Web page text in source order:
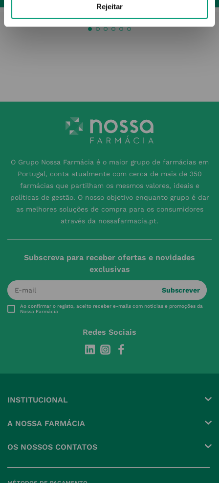
Rejeitar
O Grupo Nossa Farmácia é o maior grupo de farmácias em
Portugal, conta atualmente com cerca de mais de 350
farmácias que partilham os mesmos valores, ideais e
políticas de gestão. O nosso objetivo enquanto grupo é dar
as melhores soluções de compra para os consumidores
através da nossafarmacia.pt.
Subscreva para receber ofertas e novidades
exclusivas
Subscrever
Ao confirmar o registo, aceito receber e-mails com notícias e promoções da
Nossa Farmácia
Redes Sociais
INSTITUCIONAL
A NOSSA FARMÁCIA
OS NOSSOS CONTATOS